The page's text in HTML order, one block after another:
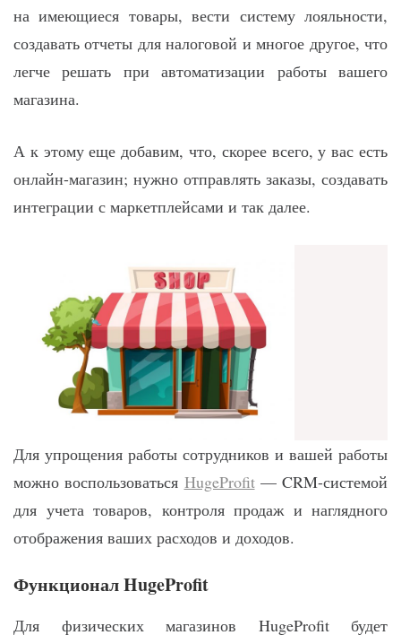
на имеющиеся товары, вести систему лояльности,
создавать отчеты для налоговой и многое другое, что
легче решать при автоматизации работы вашего
магазина.
А к этому еще добавим, что, скорее всего, у вас есть
онлайн-магазин; нужно отправлять заказы, создавать
интеграции с маркетплейсами и так далее.
Для упрощения работы сотрудников и вашей работы
можно воспользоваться HugeProfit— CRM-системой
для учета товаров, контроля продаж и наглядного
отображения ваших расходов и доходов.
ФункционалHugeProfit
Для физических магазинов HugeProfit будет